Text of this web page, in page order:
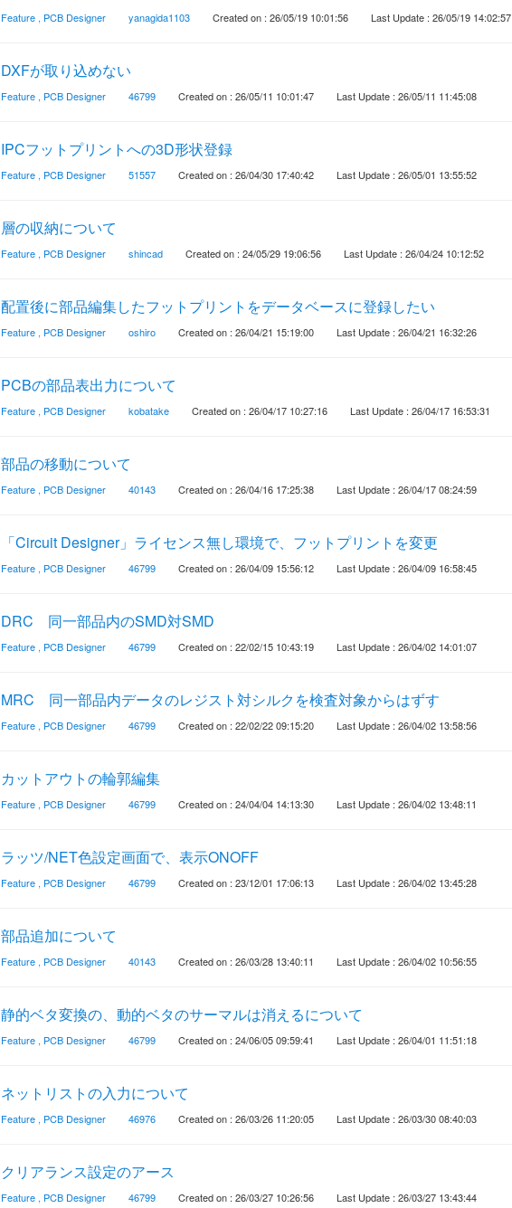
Feature , PCB Designer yanagida1103 Created on : 26/05/19 10:01:56 Last Update : 26/05/19 14:02:57
DXFが取り込めない
Feature , PCB Designer 46799 Created on : 26/05/11 10:01:47 Last Update : 26/05/11 11:45:08
IPCフットプリントへの3D形状登録
Feature , PCB Designer 51557 Created on : 26/04/30 17:40:42 Last Update : 26/05/01 13:55:52
層の収納について
Feature , PCB Designer shincad Created on : 24/05/29 19:06:56 Last Update : 26/04/24 10:12:52
配置後に部品編集したフットプリントをデータベースに登録したい
Feature , PCB Designer oshiro Created on : 26/04/21 15:19:00 Last Update : 26/04/21 16:32:26
PCBの部品表出力について
Feature , PCB Designer kobatake Created on : 26/04/17 10:27:16 Last Update : 26/04/17 16:53:31
部品の移動について
Feature , PCB Designer 40143 Created on : 26/04/16 17:25:38 Last Update : 26/04/17 08:24:59
「Circuit Designer」ライセンス無し環境で、フットプリントを変更
Feature , PCB Designer 46799 Created on : 26/04/09 15:56:12 Last Update : 26/04/09 16:58:45
DRC 同一部品内のSMD対SMD
Feature , PCB Designer 46799 Created on : 22/02/15 10:43:19 Last Update : 26/04/02 14:01:07
MRC 同一部品内データのレジスト対シルクを検査対象からはずす
Feature , PCB Designer 46799 Created on : 22/02/22 09:15:20 Last Update : 26/04/02 13:58:56
カットアウトの輪郭編集
Feature , PCB Designer 46799 Created on : 24/04/04 14:13:30 Last Update : 26/04/02 13:48:11
ラッツ/NET色設定画面で、表示ONOFF
Feature , PCB Designer 46799 Created on : 23/12/01 17:06:13 Last Update : 26/04/02 13:45:28
部品追加について
Feature , PCB Designer 40143 Created on : 26/03/28 13:40:11 Last Update : 26/04/02 10:56:55
静的ベタ変換の、動的ベタのサーマルは消えるについて
Feature , PCB Designer 46799 Created on : 24/06/05 09:59:41 Last Update : 26/04/01 11:51:18
ネットリストの入力について
Feature , PCB Designer 46976 Created on : 26/03/26 11:20:05 Last Update : 26/03/30 08:40:03
クリアランス設定のアース
Feature , PCB Designer 46799 Created on : 26/03/27 10:26:56 Last Update : 26/03/27 13:43:44